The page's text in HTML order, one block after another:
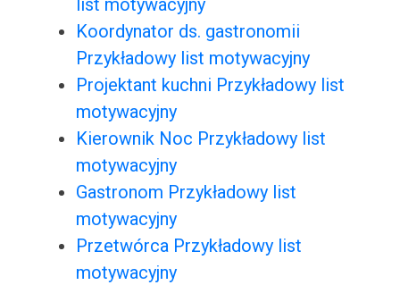
list motywacyjny
Koordynator ds. gastronomii
Przykładowy list motywacyjny
Projektant kuchni Przykładowy list
motywacyjny
Kierownik Noc Przykładowy list
motywacyjny
Gastronom Przykładowy list
motywacyjny
Przetwórca Przykładowy list
motywacyjny